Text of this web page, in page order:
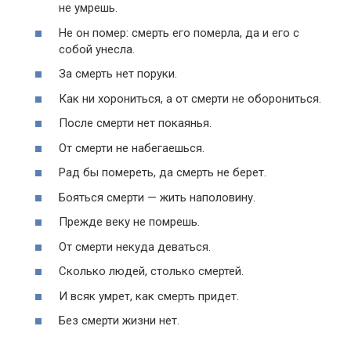
не умрешь.
Не он помер: смерть его померла, да и его с
собой унесла.
За смерть нет поруки.
Как ни хорониться, а от смерти не оборониться.
После смерти нет покаянья.
От смерти не набегаешься.
Рад бы помереть, да смерть не берет.
Бояться смерти — жить наполовину.
Прежде веку не помрешь.
От смерти некуда деваться.
Сколько людей, столько смертей.
И всяк умрет, как смерть придет.
Без смерти жизни нет.